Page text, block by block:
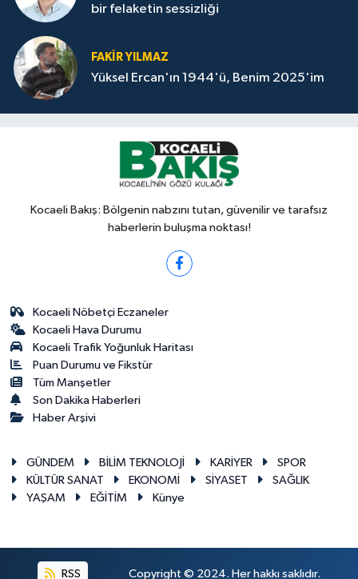
bir felaketin sessizliği
FAKİR YILMAZ
Yüksel Ercan'ın 1944'ü, Benim 2025'im
Kocaeli Bakış: Bölgenin nabzını tutan, güvenilir ve tarafsız
haberlerin buluşma noktası!
Kocaeli Nöbetçi Eczaneler
Kocaeli Hava Durumu
Kocaeli Trafik Yoğunluk Haritası
Puan Durumu ve Fikstür
Tüm Manşetler
Son Dakika Haberleri
Haber Arşivi
GÜNDEM BİLİM TEKNOLOJİ KARİYER
SPOR
KÜLTÜR SANAT
EKONOMİ SİYASET
SAĞLIK
YAŞAM
EĞİTİM Künye
RSS Copyright © 2024. Her hakkı saklıdır.